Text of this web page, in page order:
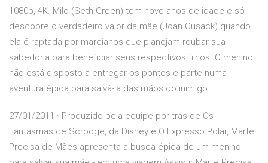
1080p, 4K. Milo (Seth Green) tem nove anos de idade e só
descobre o verdadeiro valor da mãe (Joan Cusack) quando
ela é raptada por marcianos que planejam roubar sua
sabedoria para beneficiar seus respectivos filhos. O menino
não está disposto a entregar os pontos e parte numa
aventura épica para salvá-la das mãos do inimigo
27/01/2011 · Produzido pela equipe por trás de Os
Fantasmas de Scrooge, da Disney e O Expresso Polar, Marte
Precisa de Mães apresenta a busca épica de um menino